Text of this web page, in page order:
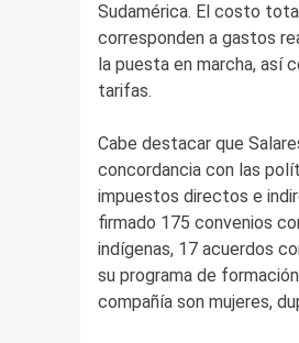
Sudamérica. El costo
corresponden a gastos
la puesta en marcha, así
tarifas.
Cabe destacar que
concordancia con las
impuestos directos e
firmado 175 convenios
indígenas, 17 acuerdos
su programa de
compañía son mujeres,